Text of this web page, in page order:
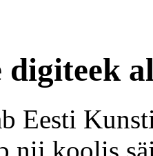
digiteek
Eesti
nii koolis